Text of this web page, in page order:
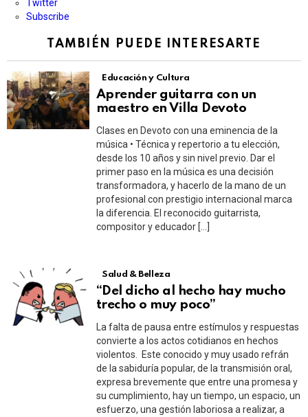
Twitter
Subscribe
TAMBIÉN PUEDE INTERESARTE
Educación y Cultura
Aprender guitarra con un
maestro en Villa Devoto
Clases en Devoto con una eminencia de la
música • Técnica y repertorio a tu elección,
desde los 10 años y sin nivel previo. Dar el
primer paso en la música es una decisión
transformadora, y hacerlo de la mano de un
profesional con prestigio internacional marca
la diferencia. El reconocido guitarrista,
compositor y educador […]
Salud & Belleza
“Del dicho al hecho hay mucho
trecho o muy poco”
La falta de pausa entre estímulos y respuestas
convierte a los actos cotidianos en hechos
violentos. Este conocido y muy usado refrán
de la sabiduría popular, de la transmisión oral,
expresa brevemente que entre una promesa y
su cumplimiento, hay un tiempo, un espacio, un
esfuerzo, una gestión laboriosa a realizar, a